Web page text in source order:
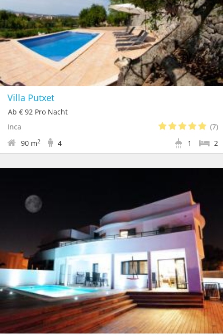
Villa Putxet
Ab € 92 Pro Nacht
Inca
(7)
90 m2 4 2
1